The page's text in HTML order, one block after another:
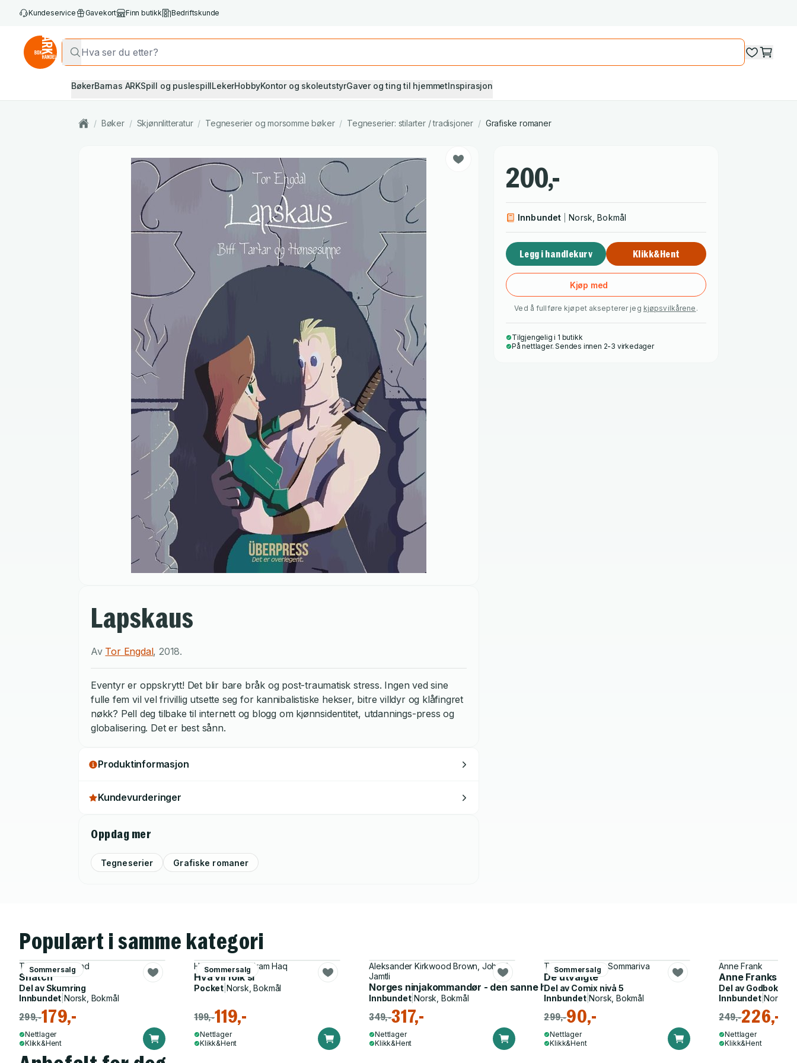
Kundeservice Gavekort Finn butikk Bedriftskunde
BøkerBarnas ARKSpill og puslespillLekerHobbyKontor og skoleutstyrGaver og ting til hjemmetInspirasjon
/ Bøker / Skjønnlitteratur / Tegneserier og morsomme bøker / Tegneserier: stilarter / tradisjoner / Grafiske romaner
Lapskaus
Av Tor Engdal,2018.
Eventyr er oppskrytt! Det blir bare bråk og post-traumatisk stress. Ingen ved sine
fulle fem vil vel frivillig utsette seg for kannibalistiske hekser, bitre villdyr og klåfingret
nøkk? Pell deg tilbake til internett og blogg om kjønnsidentitet, utdannings-press og
globalisering. Det er best sånn.
Produktinformasjon
Kundevurderinger
Oppdag mer
Tegneserier Grafiske romaner
200,-
Innbundet Norsk, Bokmål
Legg i handlekurv Klikk&Hent
Kjøp med
Ved å fullføre kjøpet aksepterer jeg kjøpsvilkårene .
Tilgjengelig i 1 butikk
På nettlager. Sendes innen 2-3 virkedager
Populært i samme kategori
Sommersalg
Tor Arve Røssland
Snatch
Del avSkumring
Innbundet |Norsk, Bokmål
299,-179,-
Nettlager
Klikk&Hent
Sommersalg
Hilde Hagerup, Iram Haq
Hva vil folk si
Pocket| Norsk, Bokmål
199,-119,-
Nettlager
Klikk&Hent
Aleksander Kirkwood Brown, John S.
Jamtli
Norges ninjakommandør - den sanne historien om Arne Treholt
Innbundet|Norsk, Bokmål
349,-317,-
Nettlager
Klikk&Hent
Sommersalg
Tom Taylor, Jon Sommariva
De utvalgte
Del av Comix nivå 5
Innbundet|Norsk, Bokmål
299,-90,-
Nettlager
Klikk&Hent
Anne Frank
Anne Franks
Del av Godbok
Innbundet|Norsk,
249,-226,-
Nettlager
Klikk&Hent